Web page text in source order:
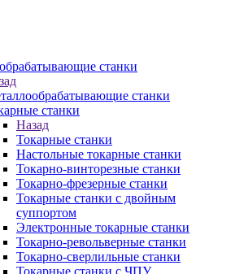
станки
станки
станки
Назад
Токарные станки
Настольные токарные станки
Токарно-винторезные станки
Токарно-фрезерные станки
Токарные станки с двойным
суппортом
Электронные токарные станки
Токарно-револьверные станки
Токарно-сверлильные станки
Токарные станки с ЧПУ